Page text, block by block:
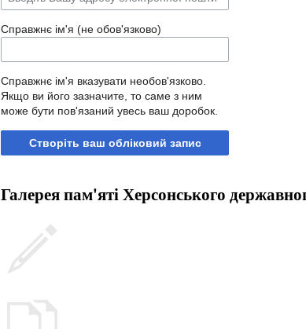
Справжнє ім'я (не обов'язково)
Справжнє ім'я вказувати необов'язково.
Якщо ви його зазначите, то саме з ним
може бути пов'язаний увесь ваш доробок.
Створіть ваш обліковий запис
Галерея пам'яті Херсонського